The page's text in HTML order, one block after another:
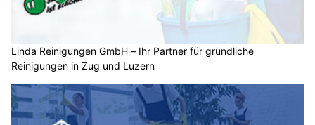
Linda Reinigungen GmbH – Ihr Partner für gründliche
Reinigungen in Zug und Luzern